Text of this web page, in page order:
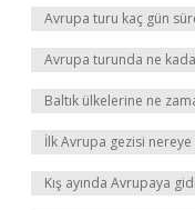
Avrupa turu kaç gün
Avrupa turunda ne
Baltık ülkelerine ne
İlk Avrupa gezisi nereye
Kış ayında Avrupaya